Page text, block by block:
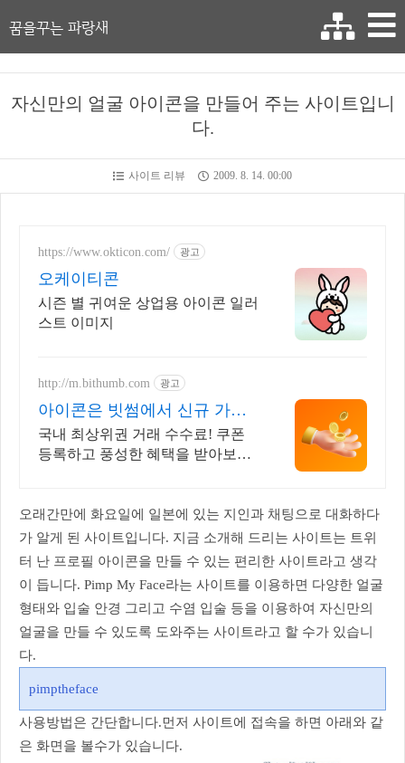
꿈을꾸는 파랑새
자신만의 얼굴 아이콘을 만들어 주는 사이트입니
다.
사이트 리뷰 2009. 8. 14. 00:00
https://www.okticon.com/ 광고
오케이티콘
시즌 별 귀여운 상업용 아이콘 일러
스트 이미지
http://m.bithumb.com 광고
아이콘은 빗썸에서 신규 가입
시 5만원 혜택
국내 최상위권 거래 수수료! 쿠폰
등록하고 풍성한 혜택을 받아보세
오래간만에 화요일에 일본에 있는 지인과 채팅으로 대화하다
가 알게 된 사이트입니다. 지금 소개해 드리는 사이트는 트위
터 난 프로필 아이콘을 만들 수 있는 편리한 사이트라고 생각
이 듭니다. Pimp My Face라는 사이트를 이용하면 다양한 얼굴
형태와 입술 안경 그리고 수염 입술 등을 이용하여 자신만의
얼굴을 만들 수 있도록 도와주는 사이트라고 할 수가 있습니
다.
pimptheface
사용방법은 간단합니다.먼저 사이트에 접속을 하면 아래와 같
은 화면을 볼수가 있습니다.